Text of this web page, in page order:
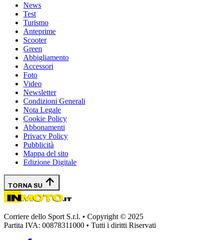
News
Test
Turismo
Anteprime
Scooter
Green
Abbigliamento
Accessori
Foto
Video
Newsletter
Condizioni Generali
Nota Legale
Cookie Policy
Abbonamenti
Privacy Policy
Pubblicità
Mappa del sito
Edizione Digitale
TORNA SU
Corriere dello Sport S.r.l. • Copyright © 2025
Partita IVA: 00878311000 • Tutti i diritti Riservati